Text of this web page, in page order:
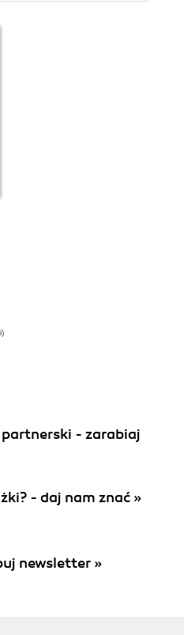
- zarabiaj
- daj nam znać »
newsletter »